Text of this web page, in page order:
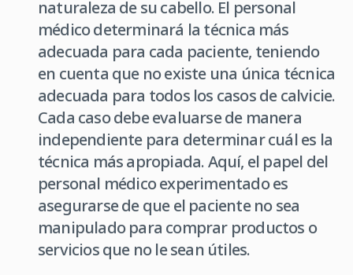
naturaleza de su cabello. El personal
médico determinará la técnica más
adecuada para cada paciente, teniendo
en cuenta que no existe una única técnica
adecuada para todos los casos de calvicie.
Cada caso debe evaluarse de manera
independiente para determinar cuál es la
técnica más apropiada. Aquí, el papel del
personal médico experimentado es
asegurarse de que el paciente no sea
manipulado para comprar productos o
servicios que no le sean útiles.